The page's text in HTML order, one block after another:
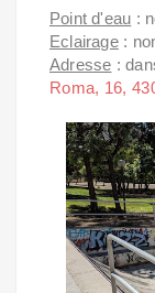
Point d'eau :
Eclairage:
Adresse :
Roma, 16,